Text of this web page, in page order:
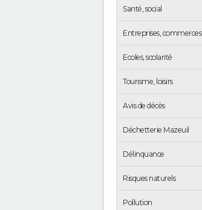
Santé, social
Entreprises, commerces
Ecoles, scolarité
Tourisme, loisirs
Avis de décès
Déchetterie Mazeuil
Délinquance
Risques naturels
Pollution